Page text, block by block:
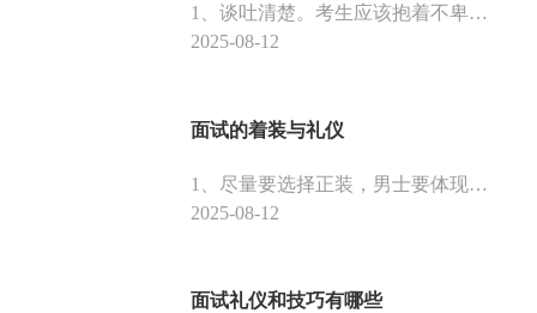
1、谈吐清楚。考生应该抱着不卑不亢的心态说话，因为面试是一个双向选择的过程，沟通中声音要尽量洪亮，语言要干脆利落，突出重点。2、尽量要选择正装，男士要体现男士的风度，女性要体现女性的身材比例。保持的原则是简明、正式。不可以穿得过于时髦。
2025-08-12
面试的着装与礼仪
1、尽量要选择正装，男士要体现男士的风度，女性要体现女性的身材比例。保持的原则是简明、正式。不可以穿得过于时髦。男生头发长度不超过耳朵，不留长发。必须将胡子刮干净。将手指甲全部剪短，不允许指甲里存在污垢。女生要化淡妆，让自己看起来更有精神。
2025-08-12
面试礼仪和技巧有哪些